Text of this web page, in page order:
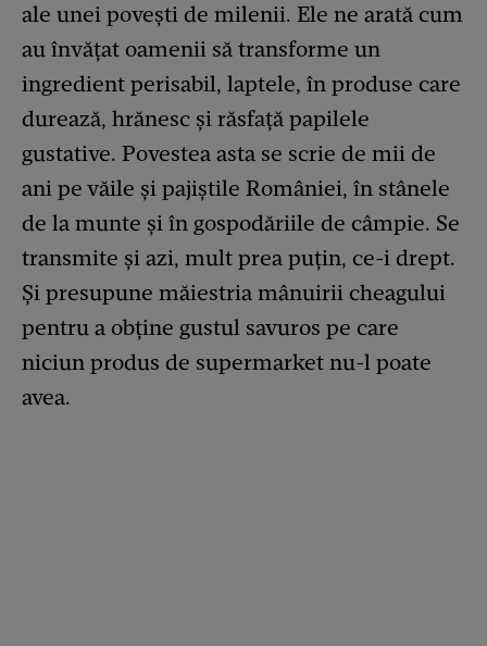
ale unei povești de milenii. Ele ne arată cum
au învățat oamenii să transforme un
ingredient perisabil, laptele, în produse care
durează, hrănesc și răsfață papilele
gustative. Povestea asta se scrie de mii de
ani pe văile și pajiștile României, în stânele
de la munte și în gospodăriile de câmpie. Se
transmite și azi, mult prea puțin, ce-i drept.
Și presupune măiestria mânuirii cheagului
pentru a obține gustul savuros pe care
niciun produs de supermarket nu-l poate
avea.